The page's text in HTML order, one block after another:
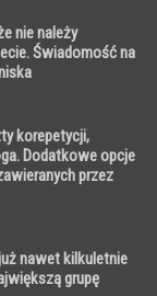
nie należy
Świadomość na
korepetycji,
Dodatkowe opcje
przez
nawet kilkuletnie
grupę